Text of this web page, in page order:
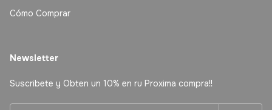
Cómo Comprar
Newsletter
Suscribete y Obten un 10% en ru Proxima compra!!